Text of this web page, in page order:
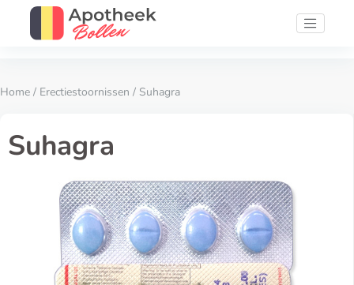
Home / Erectiestoornissen / Suhagra
Suhagra